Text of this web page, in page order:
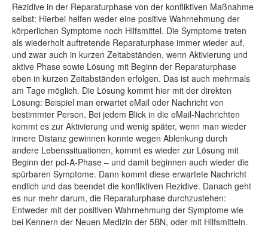
Rezidive in der Reparaturphase von der konfliktiven Maßnahme
selbst: Hierbei helfen weder eine positive Wahrnehmung der
körperlichen Symptome noch Hilfsmittel. Die Symptome treten
als wiederholt auftretende Reparaturphase immer wieder auf,
und zwar auch in kurzen Zeitabständen, wenn Aktivierung und
aktive Phase sowie Lösung mit Beginn der Reparaturphase
eben in kurzen Zeitabständen erfolgen. Das ist auch mehrmals
am Tage möglich. Die Lösung kommt hier mit der direkten
Lösung: Beispiel man erwartet eMail oder Nachricht von
bestimmter Person. Bei jedem Blick in die eMail-Nachrichten
kommt es zur Aktivierung und wenig später, wenn man wieder
innere Distanz gewinnen konnte wegen Ablenkung durch
andere Lebenssituationen, kommt es wieder zur Lösung mit
Beginn der pcl-A-Phase – und damit beginnen auch wieder die
spürbaren Symptome. Dann kommt diese erwartete Nachricht
endlich und das beendet die konfliktiven Rezidive. Danach geht
es nur mehr darum, die Reparaturphase durchzustehen:
Entweder mit der positiven Wahrnehmung der Symptome wie
bei Kennern der Neuen Medizin der 5BN, oder mit Hilfsmitteln.